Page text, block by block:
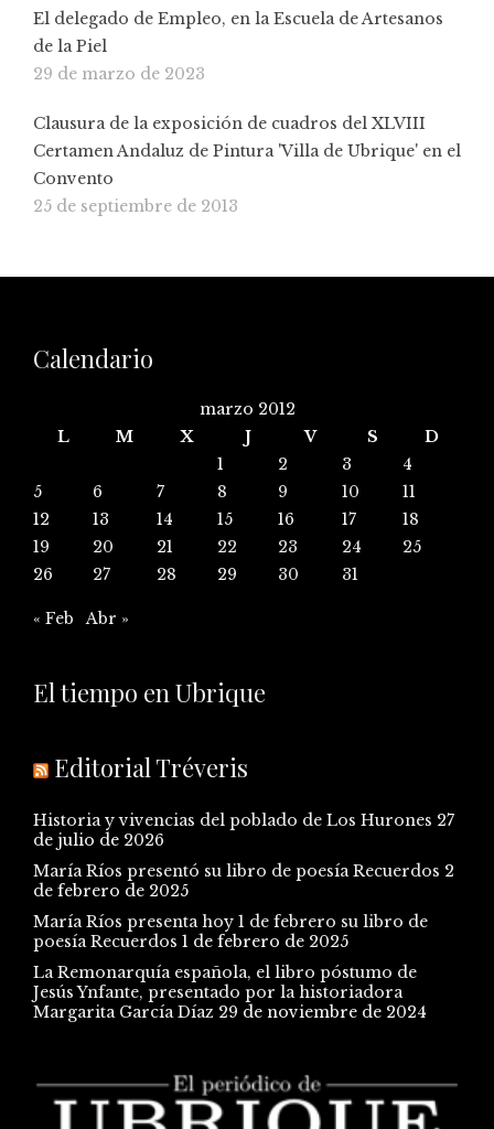
El delegado de Empleo, en la Escuela de Artesanos
de la Piel
29 de marzo de 2023
Clausura de la exposición de cuadros del XLVIII
Certamen Andaluz de Pintura 'Villa de Ubrique' en el
Convento
25 de septiembre de 2013
Calendario
marzo 2012
L
M X J V S
D
1
2 3
4
5
6 7 8 9 10
11
12
13 14 15 16 17
18
19
20 21 22 23 24
25
26
27 28 29 30 31
« Feb Abr »
El tiempo en Ubrique
Editorial Tréveris
Historia y vivencias del poblado de Los Hurones 27
de julio de 2026
María Ríos presentó su libro de poesía Recuerdos 2
de febrero de 2025
María Ríos presenta hoy 1 de febrero su libro de
poesía Recuerdos 1 de febrero de 2025
La Remonarquía española, el libro póstumo de
Jesús Ynfante, presentado por la historiadora
Margarita García Díaz 29 de noviembre de 2024